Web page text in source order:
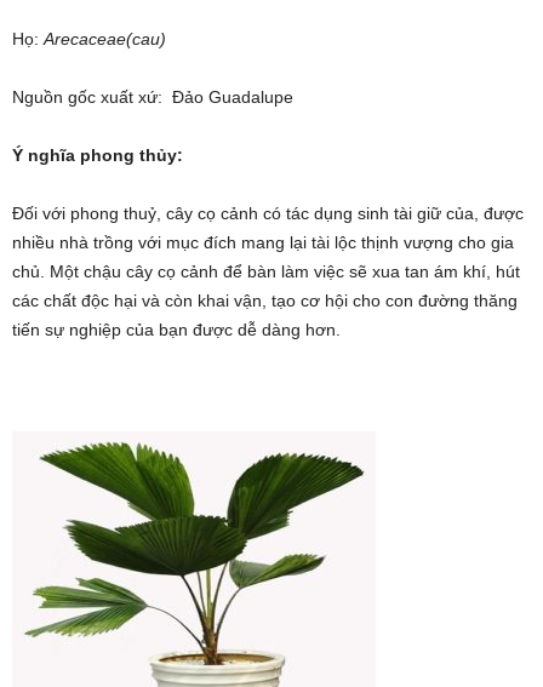
Họ: Arecaceae(cau)
Nguồn gốc xuất xứ: Đảo Guadalupe
Ý nghĩa phong thủy:
Đối với phong thuỷ, cây cọ cảnh có tác dụng sinh tài giữ của, được
nhiều nhà trồng với mục đích mang lại tài lộc thịnh vượng cho gia
chủ. Một chậu cây cọ cảnh để bàn làm việc sẽ xua tan ám khí, hút
các chất độc hại và còn khai vận, tạo cơ hội cho con đường thăng
tiến sự nghiệp của bạn được dễ dàng hơn.